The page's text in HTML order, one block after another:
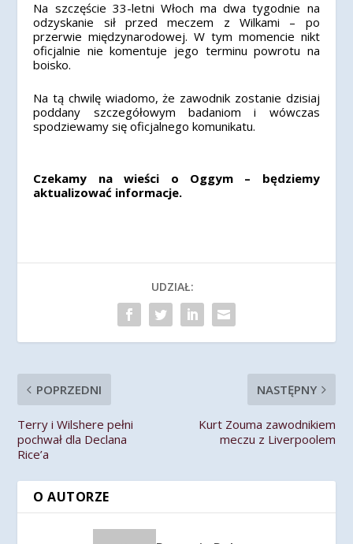
Na szczęście 33-letni Włoch ma dwa tygodnie na
odzyskanie sił przed meczem z Wilkami – po
przerwie międzynarodowej. W tym momencie nikt
oficjalnie nie komentuje jego terminu powrotu na
boisko.
Na tą chwilę wiadomo, że zawodnik zostanie dzisiaj
poddany szczegółowym badaniom i wówczas
spodziewamy się oficjalnego komunikatu.
Czekamy na wieści o Oggym – będziemy
aktualizować informacje.
UDZIAŁ:
POPRZEDNI
Terry i Wilshere pełni
pochwał dla Declana
Rice’a
NASTĘPNY
Kurt Zouma zawodnikiem
meczu z Liverpoolem
O AUTORZE